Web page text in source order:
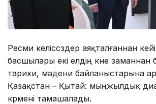
Ресми келіссөздер аяқталғаннан
басшылары екі елдің көне заманнан
тарихи, мәдени байланыстарына
Қазақстан – Қытай: мыңжылдық
көрмені тамашалады.